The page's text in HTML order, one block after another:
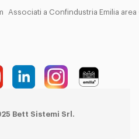
Associati a Confindustria Emilia
Bett Sistemi Srl.